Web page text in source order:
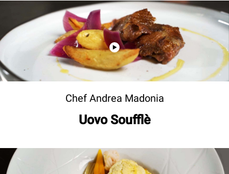
Chef Andrea Madonia
Uovo Soufflè